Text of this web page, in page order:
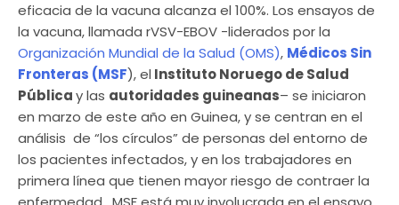
eficacia de la vacuna alcanza el 100%. Los ensayos de
la vacuna, llamada rVSV-EBOV -liderados por la
Organización Mundial de la Salud (OMS), Médicos Sin
Fronteras (MSF), el Instituto Noruego de Salud
Públicay las autoridades guineanas– se iniciaron
en marzo de este año en Guinea, y se centran en el
análisis de “los círculos” de personas del entorno de
los pacientes infectados, y en los trabajadores en
primera línea que tienen mayor riesgo de contraer la